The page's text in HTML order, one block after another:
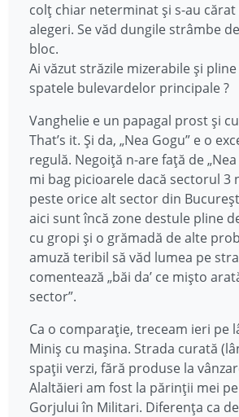
colţ chiar neterminat şi s-au
alegeri. Se văd dungile strâmbe
bloc.
Ai văzut străzile mizerabile şi
spatele bulevardelor principale ?
Vanghelie e un papagal prost şi
That’s it. Şi da, „Nea Gogu” e o
regulă. Negoiţă n-are faţă de
mi bag picioarele dacă sectorul 3
peste orice alt sector din
aici sunt încă zone destule pline
cu gropi şi o grămadă de alte
amuză teribil să văd lumea pe
comentează „băi da’ ce mişto
sector”.
Ca o comparaţie, treceam ieri pe
Miniş cu maşina. Strada curată
spaţii verzi, fără produse la
Alaltăieri am fost la părinţii mei
Gorjului în Militari. Diferenţa ca